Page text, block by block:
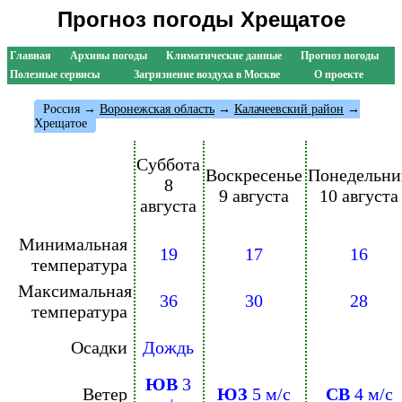
Прогноз погоды Хрещатое
Главная Архивы погоды Климатические данные
Прогноз погоды
Полезные сервисы
Загрязнение воздуха в Москве О проекте
Россия → Воронежская область → Калачеевский район →
Хрещатое
Суббота
8
августа
Воскресенье
9 августа
10 августа
Минимальная
температура
19 17
16
Максимальная
температура
36 30 28
Осадки Дождь
Ветер ЮВ 3
ЮЗ 5 м/с СВ4 м/с